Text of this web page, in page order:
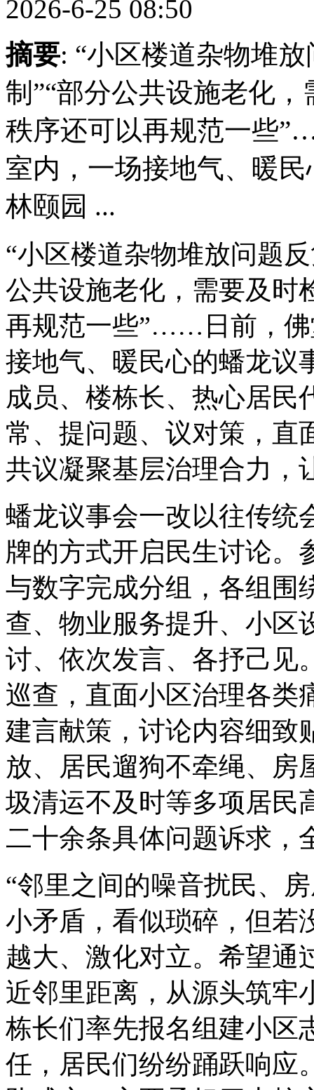
2026-6-25 08:50
摘要: “小区楼道杂物堆
制”“部分公共设施老化
秩序还可以再规范一些
室内，一场接地气、暖
林颐园 ...
“小区楼道杂物堆放问题
公共设施老化，需要及时
再规范一些”……日前，佛
接地气、暖民心的蟠龙议
成员、楼栋长、热心居民
常、提问题、议对策，直
共议凝聚基层治理合力，
蟠龙议事会一改以往传统
牌的方式开启民生讨论。
与数字完成分组，各组围
查、物业服务提升、小区
讨、依次发言、各抒己见
巡查，直面小区治理各类
建言献策，讨论内容细致
放、居民遛狗不牵绳、房
圾清运不及时等多项居民
二十余条具体问题诉求，
“邻里之间的噪音扰民、
小矛盾，看似琐碎，但若
越大、激化对立。希望通
近邻里距离，从源头筑牢
栋长们率先报名组建小区
任，居民们纷纷踊跃响应